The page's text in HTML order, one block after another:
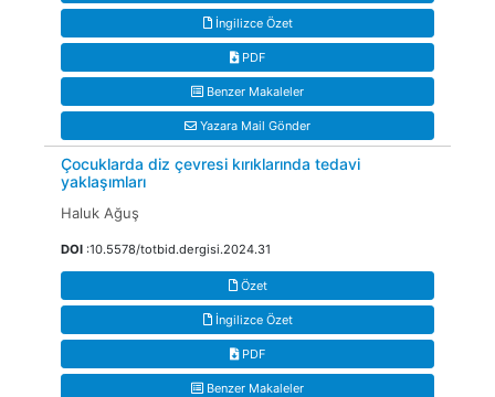
İngilizce Özet
PDF
Benzer Makaleler
Yazara Mail Gönder
Çocuklarda diz çevresi kırıklarında tedavi
yaklaşımları
Haluk Ağuş
DOI :10.5578/totbid.dergisi.2024.31
Özet
İngilizce Özet
PDF
Benzer Makaleler